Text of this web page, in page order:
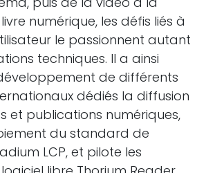
numérique, les défis liés à
le passionnent autant
techniques. Il a ainsi
de différents
dédiés la diffusion
et publications numériques,
du standard de
LCP, et pilote les